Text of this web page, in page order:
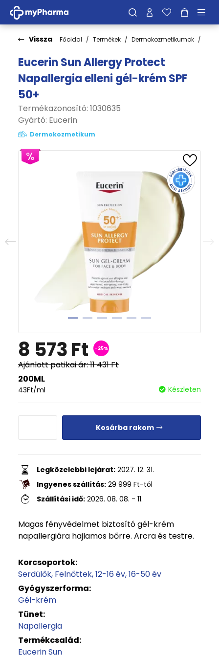
Vissza Főoldal Termékek Dermokozmetikumok
Eucerin Sun Allergy Protect
Napallergia elleni gél-krém SPF
50+
Termékazonosító: 1030635
Gyártó: Eucerin
Dermokozmetikum
8 573Ft -25%
Ajánlott patikai ár:11 431Ft
200ML
43Ft/ml Készleten
Kosárba rakom
Legközelebbi lejárat: 2027. 12. 31.
Ingyenes szállítás: 29 999 Ft-tól
Szállítási idő: 2026. 08. 08. - 11.
Magas fényvédelmet biztosító gél-krém
napallergiára hajlamos bőrre. Arcra és testre.
Korcsoportok:
Serdülők Felnőttek 12-16 év 16-50 év
Gyógyszerforma:
Gél-krém
Tünet:
Napallergia
Termékcsalád:
Eucerin Sun